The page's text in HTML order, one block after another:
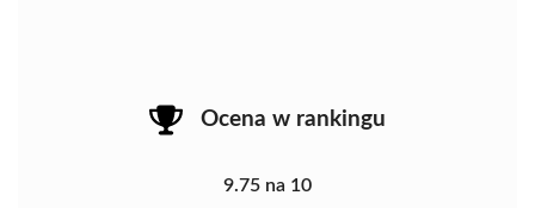
Ocena w rankingu
9.75 na 10